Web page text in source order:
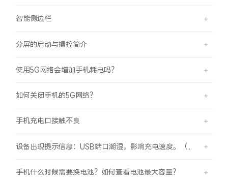
智能侧边栏
分屏的启动与操控简介
使用5G网络会增加手机耗电吗？
如何关闭手机的5G网络？
手机充电口接触不良
手机什么时候需要换电池？如何查看电池最大容量？